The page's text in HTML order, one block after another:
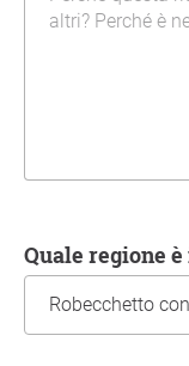
Quale regione